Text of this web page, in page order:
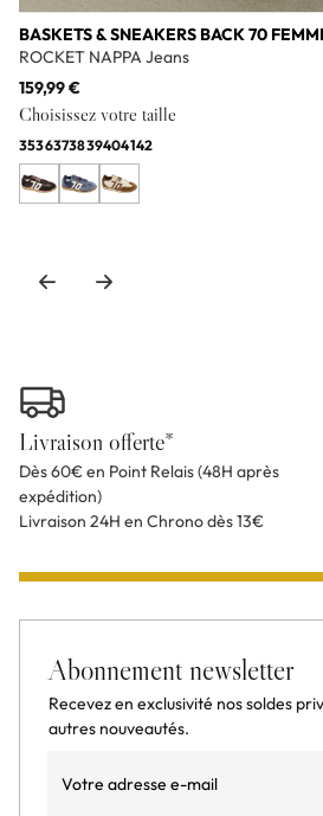
BASKETS & SNEAKERS BACK 70
ROCKET NAPPA Jeans
159,99 €
Choisissez votre taille
3536373839404142
Livraison offerte*
Dès 60€ en Point Relais (48H après
expédition)
Livraison 24H en Chrono dès 13€
Abonnement newsletter
Recevez en exclusivité nos soldes
autres nouveautés.